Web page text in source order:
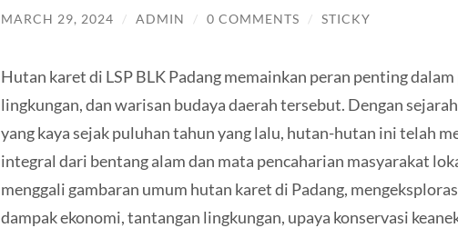
MARCH 29, 2024 / ADMIN / 0 COMMENTS / STICKY
Hutan karet di LSP BLK Padang memainkan peran penting
lingkungan, dan warisan budaya daerah tersebut. Dengan
yang kaya sejak puluhan tahun yang lalu, hutan-hutan ini telah
integral dari bentang alam dan mata pencaharian masyarakat
menggali gambaran umum hutan karet di Padang,
dampak ekonomi, tantangan lingkungan, upaya konservasi